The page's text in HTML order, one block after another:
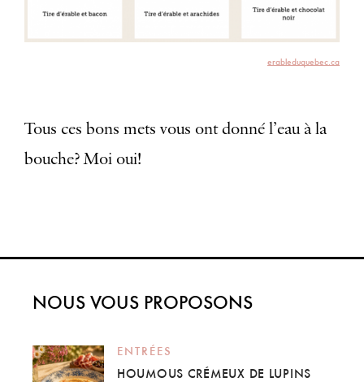
erableduquebec.ca
Tous ces bons mets vous ont donné l’eau à la
bouche? Moi oui!
NOUS VOUS PROPOSONS
ENTRÉES
HOUMOUS CRÉMEUX DE LUPINS